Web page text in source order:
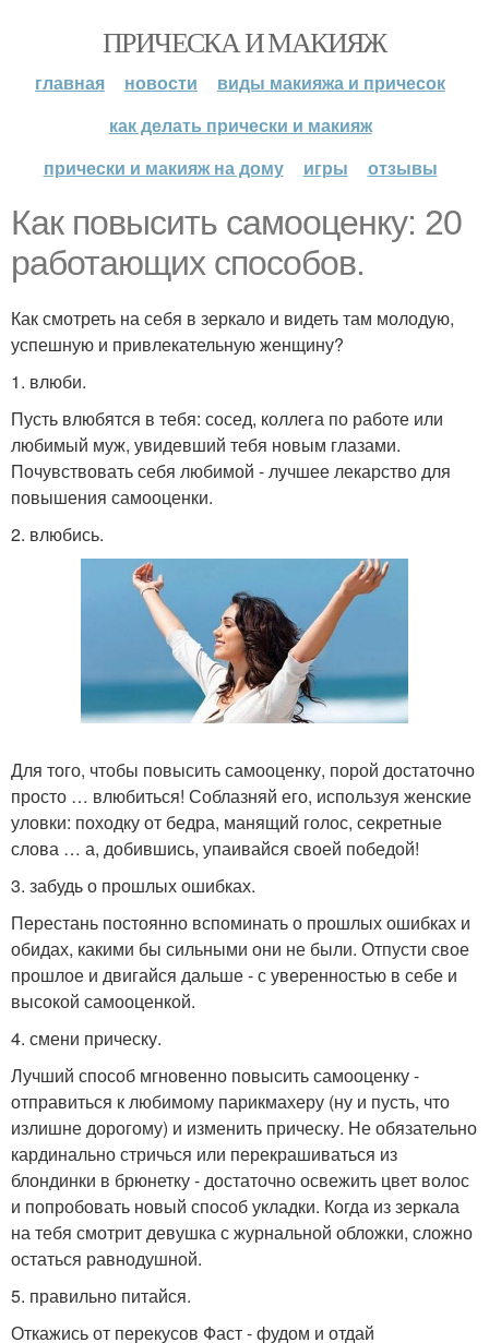
ПРИЧЕСКА И МАКИЯЖ
главная новости
виды макияжа и причесок
как делать прически и макияж
прически и макияж на дому
игры отзывы
Как повысить самооценку: 20
работающих способов.
Как смотреть на себя в зеркало и видеть там молодую,
успешную и привлекательную женщину?
1. влюби.
Пусть влюбятся в тебя: сосед, коллега по работе или
любимый муж, увидевший тебя новым глазами.
Почувствовать себя любимой - лучшее лекарство для
повышения самооценки.
2. влюбись.
Для того, чтобы повысить самооценку, порой достаточно
просто … влюбиться! Соблазняй его, используя женские
уловки: походку от бедра, манящий голос, секретные
слова … а, добившись, упаивайся своей победой!
3. забудь о прошлых ошибках.
Перестань постоянно вспоминать о прошлых ошибках и
обидах, какими бы сильными они не были. Отпусти свое
прошлое и двигайся дальше - с уверенностью в себе и
высокой самооценкой.
4. смени прическу.
Лучший способ мгновенно повысить самооценку -
отправиться к любимому парикмахеру (ну и пусть, что
излишне дорогому) и изменить прическу. Не обязательно
кардинально стричься или перекрашиваться из
блондинки в брюнетку - достаточно освежить цвет волос
и попробовать новый способ укладки. Когда из зеркала
на тебя смотрит девушка с журнальной обложки, сложно
остаться равнодушной.
5. правильно питайся.
Откажись от перекусов Фаст - фудом и отдай